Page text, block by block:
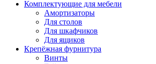
Комплектующие для мебели
Амортизаторы
Для столов
Для шкафчиков
Для ящиков
Крепёжная фурнитура
Винты